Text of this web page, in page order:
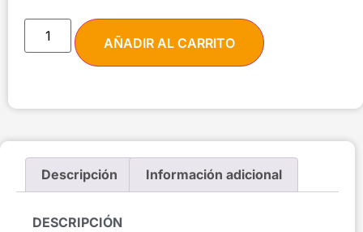
AÑADIR AL CARRITO
Descripción Información adicional
DESCRIPCIÓN